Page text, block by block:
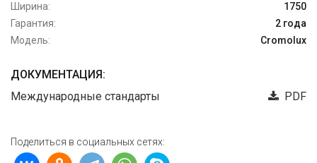
Ширина:
1750
Гарантия:
2 года
Модель:
Cromolux
ДОКУМЕНТАЦИЯ:
Международные стандарты
PDF
Поделиться в социальных сетях: